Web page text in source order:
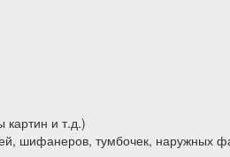
картин и т.д.)
шифанеров, тумбочек, наружных